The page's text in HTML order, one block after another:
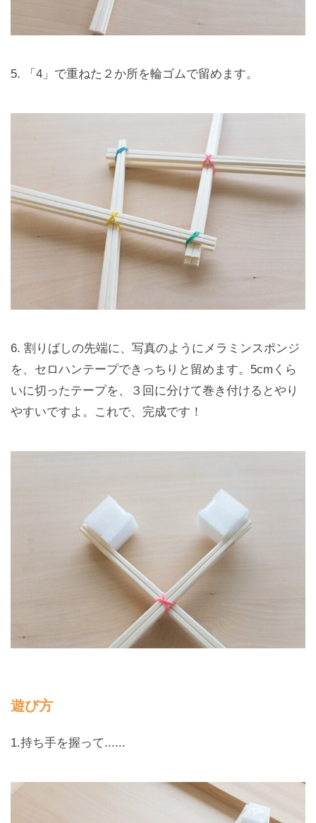
5. 「4」で重ねた２か所を輪ゴムで留めます。
6. 割りばしの先端に、写真のようにメラミンスポンジ
を、セロハンテープできっちりと留めます。5cmくら
いに切ったテープを、３回に分けて巻き付けるとやり
やすいですよ。これで、完成です！
遊び方
1.持ち手を握って......